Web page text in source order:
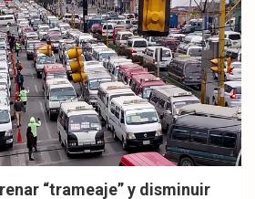
“trameaje” y disminuir